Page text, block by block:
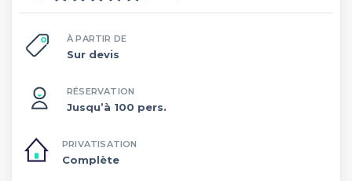
À PARTIR DE
Sur devis
RÉSERVATION
Jusqu’à 100 pers.
PRIVATISATION
Complète